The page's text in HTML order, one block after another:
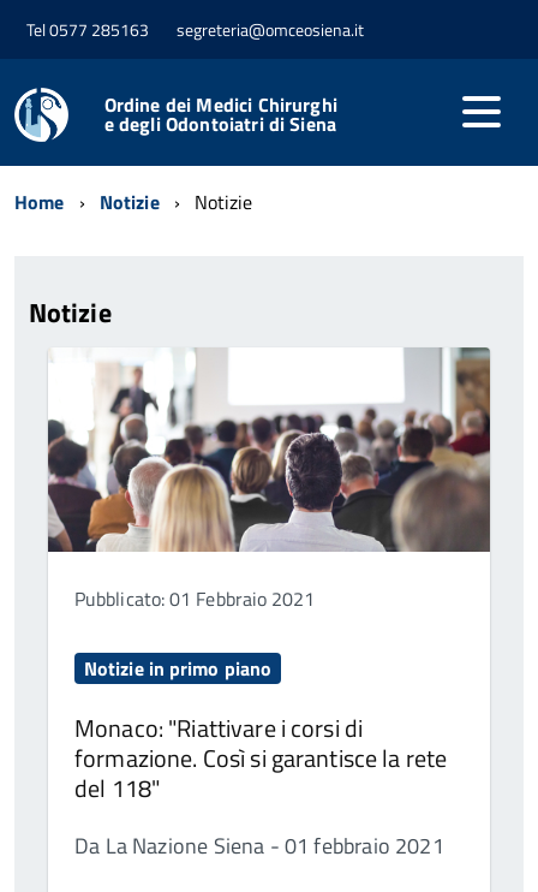
Tel 0577 285163 segreteria@omceosiena.it
Ordine dei Medici Chirurghi
e degli Odontoiatri di Siena
Home Notizie Notizie
Notizie
Pubblicato: 01 Febbraio 2021
Notizie in primo piano
Monaco: "Riattivare i corsi di
formazione. Così si garantisce la rete
del 118"
Da La Nazione Siena - 01 febbraio 2021